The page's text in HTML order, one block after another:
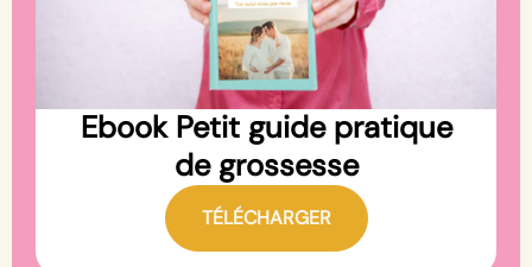
Ebook Petit guide pratique
de grossesse
TÉLÉCHARGER